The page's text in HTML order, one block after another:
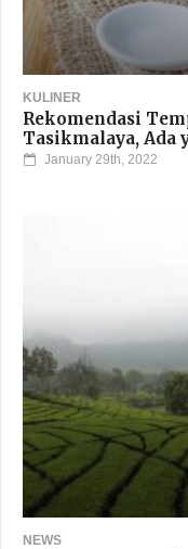
KULINER
Rekomendasi
Tasikmalaya, Ada
January 29th, 2022
NEWS